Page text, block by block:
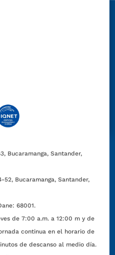
Bucaramanga, Santander,
52, Bucaramanga, Santander,
68001.
de 7:00 a.m. a 12:00 m y de
continua en el horario de
de descanso al medio día.